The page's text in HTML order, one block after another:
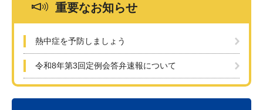
重要なお知らせ
熱中症を予防しましょう
令和8年第3回定例会答弁速報について